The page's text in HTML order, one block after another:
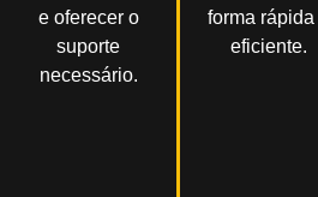
e oferecer o
suporte
necessário.
forma rápida
eficiente.